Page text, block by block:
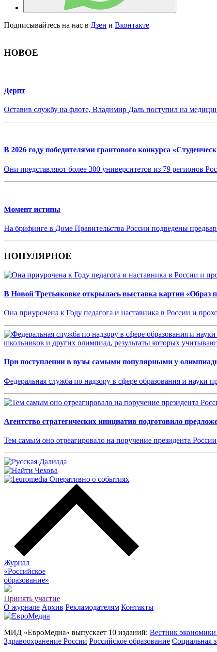
Подписывайтесь на нас в Дзен и Вконтакте
НОВОЕ
Дерпт
Оставив службу на флоте, Владимир Даль поступил на
В 2026 году победителями грантового конкурса
Они представляют более 300 университетов из 79 регионов
Момент истины
На брифинге в Доме Правительства России подведены
ПОПУЛЯРНОЕ
В Новой Третьяковке открылась выставка картин «Образ
Она приурочена к Году педагога и наставника в России и
При поступлении в вузы самыми популярными у
Федеральная служба по надзору в сфере образования и науки
Агентство стратегических инициатив подготовило
Тем самым оно отреагировало на поручение президента
Журнал
«Российское
образование»
Принять участие
О журнале Архив Рекламодателям Контакты
МИД «ЕвроМедиа» выпускает 10 изданий: Вестник
Здравоохранение России Российское образование Социальная